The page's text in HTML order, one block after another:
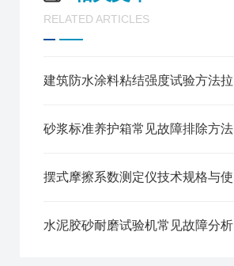
RELATED ARTICLES
砂浆标准养护箱常见故障排除方法